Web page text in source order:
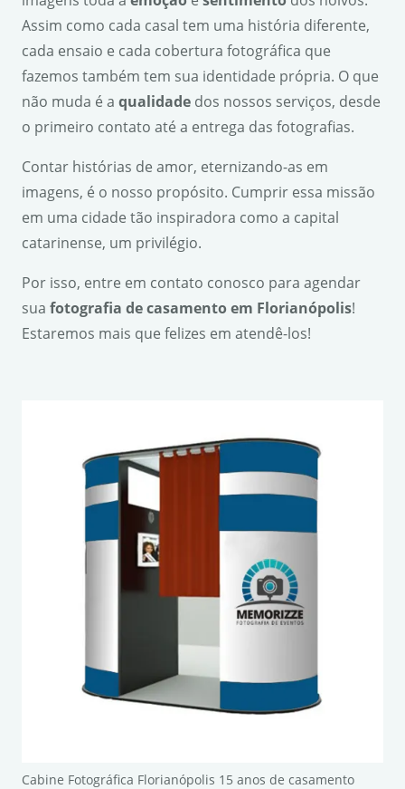
Assim como cada casal tem uma história diferente,
cada ensaio e cada cobertura fotográfica que
fazemos também tem sua identidade própria. O que
não muda é a qualidade dos nossos serviços, desde
o primeiro contato até a entrega das fotografias.
Contar histórias de amor, eternizando-as em
imagens, é o nosso propósito. Cumprir essa missão
em uma cidade tão inspiradora como a capital
catarinense, um privilégio.
Por isso, entre em contato conosco para agendar
sua fotografia de casamento em Florianópolis!
Estaremos mais que felizes em atendê-los!
Cabine Fotográfica Florianópolis 15 anos de casamento